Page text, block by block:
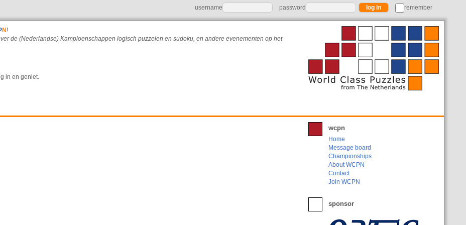
username password remember
N !
de (Nederlandse) Kampioenschappen logisch puzzelen en sudoku, en andere evenementen op het
in en geniet.
wcpn
Home
Message board
Championships
About WCPN
Contact
Join WCPN
sponsor